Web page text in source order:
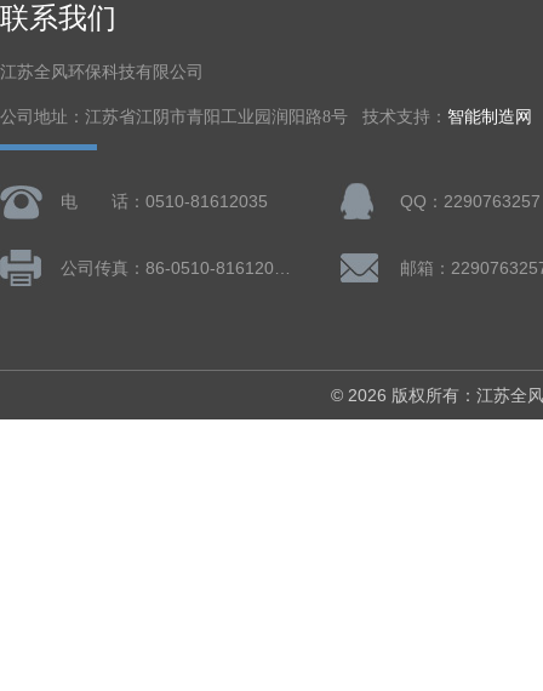
联系我们
江苏全风环保科技有限公司
公司地址：江苏省江阴市青阳工业园润阳路8号 技术支持： 智能制造网
电 话：0510-81612035 QQ：2290763257
邮箱：
© 2026 版权所有：江苏全